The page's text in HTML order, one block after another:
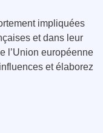
impliquées
et dans leur
l’Union européenne
et élaborez